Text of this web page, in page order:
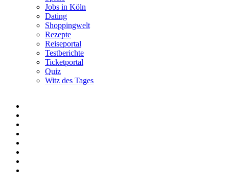
Jobs in Köln
Dating
Shoppingwelt
Rezepte
Reiseportal
Testberichte
Ticketportal
Quiz
Witz des Tages